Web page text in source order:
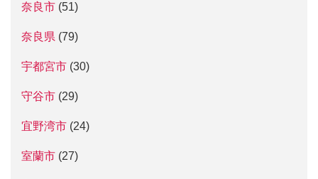
奈良市 (51)
奈良県 (79)
宇都宮市 (30)
守谷市 (29)
宜野湾市 (24)
室蘭市 (27)